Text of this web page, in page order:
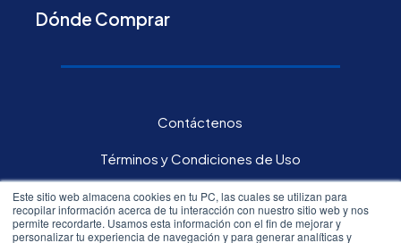
Este sitio web almacena cookies en tu PC, las cuales se utilizan para
recopilar información acerca de tu interacción con nuestro sitio web y nos
permite recordarte. Usamos esta información con el fin de mejorar y
personalizar tu experiencia de navegación y para generar analíticas y
Dónde Comprar
Contáctenos
Términos y Condiciones de Uso
Política de privacidad
Carreras